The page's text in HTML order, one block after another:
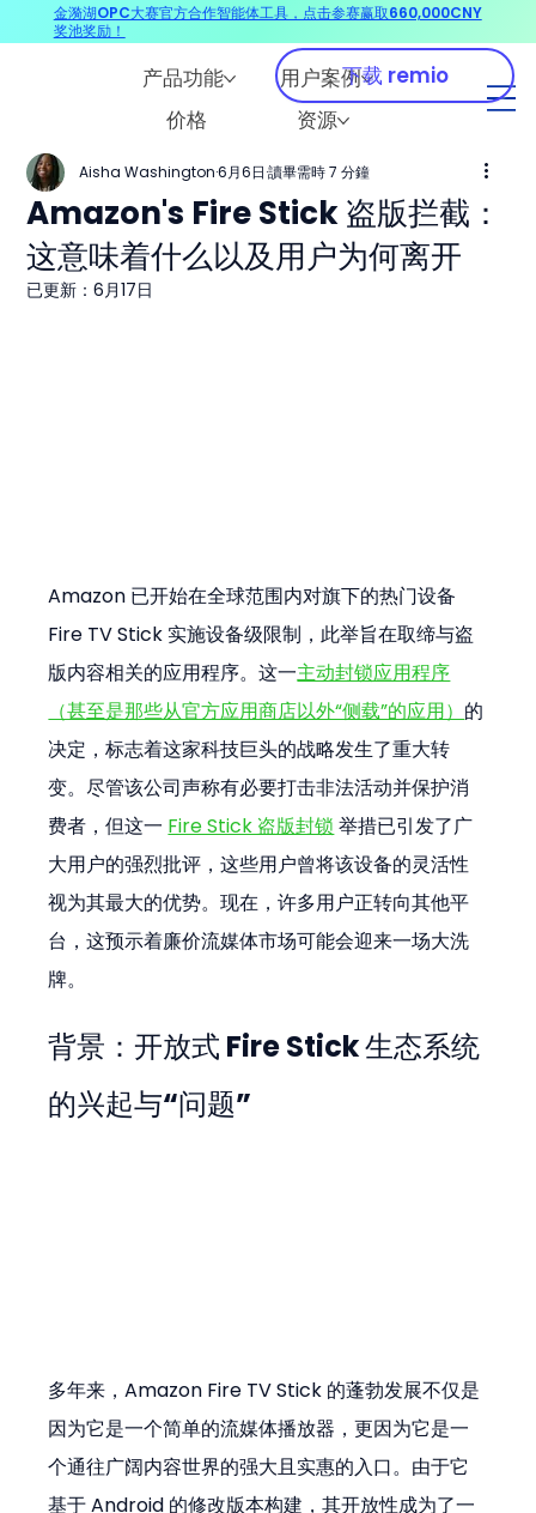
产品功能
用户案例
价格
资源
下载 remio
Amazon's Fire Stick 盗版拦截：
这意味着什么以及用户为何离开
Aisha Washington 6月6日 讀畢需時 7 分鐘
已更新：6月17日
Amazon 已开始在全球范围内对旗下的热门设备
Fire TV Stick 实施设备级限制，此举旨在取缔与盗
版内容相关的应用程序。这一主动封锁应用程序
（甚至是那些从官方应用商店以外“侧载”的应用） 的
决定，标志着这家科技巨头的战略发生了重大转
变。尽管该公司声称有必要打击非法活动并保护消
费者，但这一 Fire Stick 盗版封锁 举措已引发了广
大用户的强烈批评，这些用户曾将该设备的灵活性
视为其最大的优势。现在，许多用户正转向其他平
台，这预示着廉价流媒体市场可能会迎来一场大洗
牌。
背景：开放式 Fire Stick 生态系统
的兴起与“问题”
多年来，Amazon Fire TV Stick 的蓬勃发展不仅是
因为它是一个简单的流媒体播放器，更因为它是一
个通往广阔内容世界的强大且实惠的入口。由于它
基于 Android 的修改版本构建，其开放性成为了一
金漪湖OPC大赛官方合作智能体工具，点击参赛赢取660,000CNY
奖池奖励！